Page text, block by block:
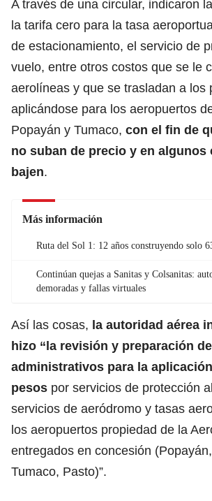
A través de una circular, indicaron
la tarifa cero para la tasa
de estacionamiento, el servicio de
vuelo, entre otros costos que se le
aerolíneas y que se trasladan a los
aplicándose para los aeropuertos
Popayán y Tumaco, con el fin de
no suban de precio y en algunos
bajen.
Más información
Ruta del Sol 1: 12 años construyendo solo
Continúan quejas a Sanitas y Colsanitas:
demoradas y fallas virtuales
Así las cosas, la autoridad aérea
hizo “la revisión y preparación
administrativos para la
pesos por servicios de protección
servicios de aeródromo y tasas
los aeropuertos propiedad de la
entregados en concesión
Tumaco, Pasto)”.